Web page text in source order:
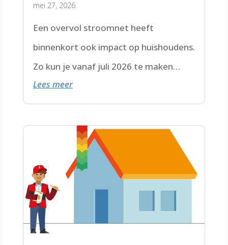
mei 27, 2026
Een overvol stroomnet heeft
binnenkort ook impact op huishoudens.
Zo kun je vanaf juli 2026 te maken
krijgen met een wachtlijst.
Lees meer